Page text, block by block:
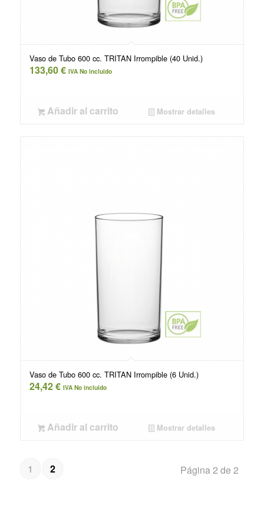
Vaso de Tubo 600 cc. TRITAN Irrompible (40 Unid.)
133,60€ IVA No incluido
Añadir al carrito Mostrar detalles
Vaso de Tubo 600 cc. TRITAN Irrompible (6 Unid.)
24,42€ IVA No incluido
Añadir al carrito Mostrar detalles
Página 2 de 2
1 2